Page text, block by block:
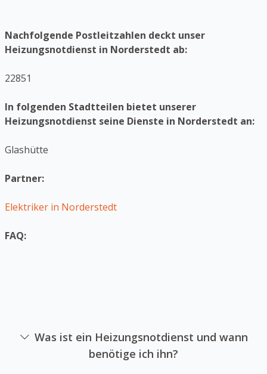
Nachfolgende Postleitzahlen deckt unser
Heizungsnotdienst in Norderstedt ab:
22851
In folgenden Stadtteilen bietet unserer
Heizungsnotdienst seine Dienste in Norderstedt an:
Glashütte
Partner:
Elektriker in Norderstedt
FAQ:
Was ist ein Heizungsnotdienst und wann
benötige ich ihn?